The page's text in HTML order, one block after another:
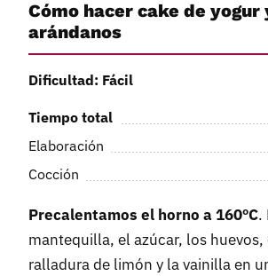
Cómo hacer cake de yogur
arándanos
Dificultad: Fácil
Tiempo total
Elaboración
Cocción
Precalentamos el horno a 160ºC.
mantequilla, el azúcar, los huevos,
ralladura de limón y la vainilla en